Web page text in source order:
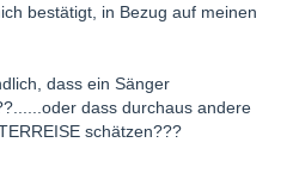
bestätigt, in Bezug auf meinen
dass ein Sänger
dass durchaus andere
schätzen???